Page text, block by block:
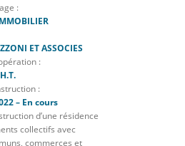
:
ET ASSOCIES
:
:
– En cours
d’une résidence
collectifs avec
commerces et